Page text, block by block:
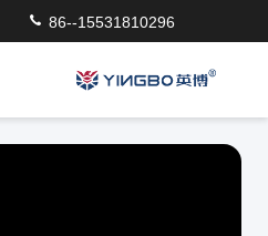
86--15531810296